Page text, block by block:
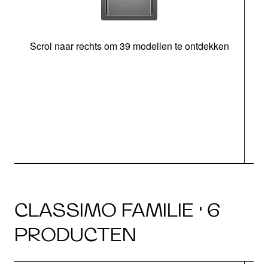
Scrol naar rechts om 39 modellen te ontdekken
CLASSIMO FAMILIE · 6
PRODUCTEN